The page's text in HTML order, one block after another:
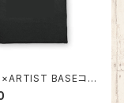
×ARTIST BASEコラ
ン「“もな&くる” Tシ